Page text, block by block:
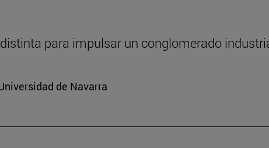
para impulsar un conglomerado
de Navarra